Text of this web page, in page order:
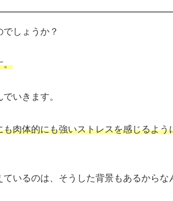
しょうか？
。
いきます。
肉体的にも強いストレスを感じるよう
いるのは、そうした背景もあるからな